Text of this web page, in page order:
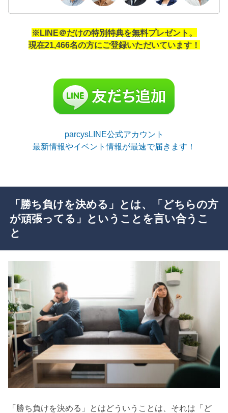
※LINE＠だけの特別特典を無料プレゼント。
現在21,466名の方にご登録いただいています！
parcysLINE公式アカウント
最新情報やイベント情報が最速で届きます！
「勝ち負けを決める」とは、「どちらの方
が頑張ってる」ということを言い合うこ
と
「勝ち負けを決める」とはどういうことは、それは「ど